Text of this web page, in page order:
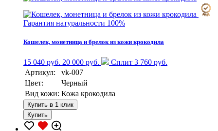
Гарантия натуральности 100%
Кошелек, монетница и брелок из кожи крокодила
15 040 руб. 20 000 руб.
Сплит 3 760 руб.
Артикул:
vk-007
Цвет:
Черный
Вид кожи: Кожа крокодила
Купить в 1 клик
Купить